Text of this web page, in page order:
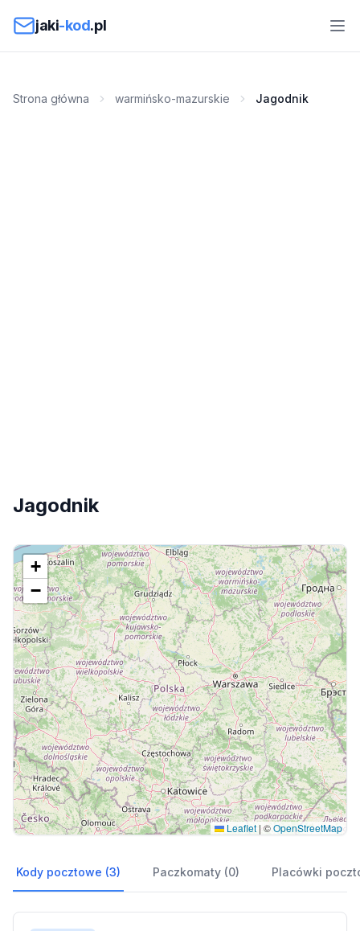
jaki-kod.pl
Strona główna warmińsko-mazurskie Jagodnik
Jagodnik
+
−
Leaflet | ©OpenStreetMap
Kody pocztowe (3) Paczkomaty (0) Placówki